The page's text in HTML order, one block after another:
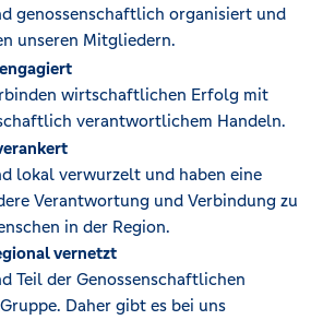
genossenschaftlich organisiert und
unseren Mitgliedern.
wirtschaftlichen Erfolg mit
verantwortlichem Handeln.
lokal verwurzelt und haben eine
Verantwortung und Verbindung zu
in der Region.
vernetzt
Teil der Genossenschaftlichen
Daher gibt es bei uns